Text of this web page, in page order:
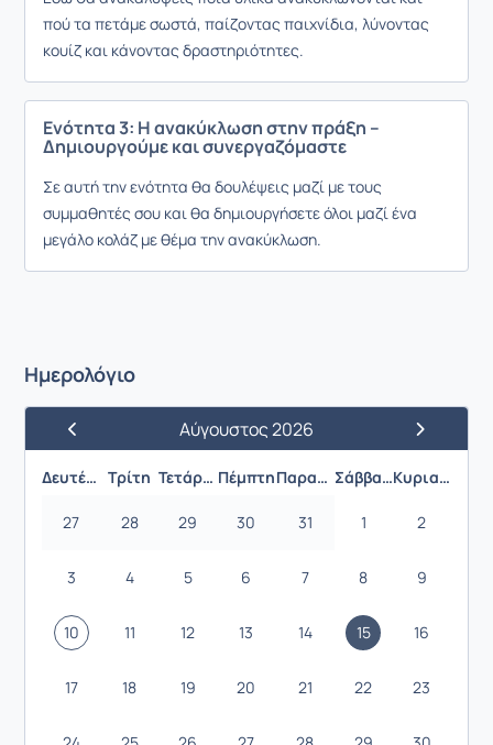
πού τα πετάμε σωστά, παίζοντας παιχνίδια, λύνοντας
κουίζ και κάνοντας δραστηριότητες.
Ενότητα 3: Η ανακύκλωση στην πράξη –
Δημιουργούμε και συνεργαζόμαστε
Σε αυτή την ενότητα θα δουλέψεις μαζί με τους
συμμαθητές σου και θα δημιουργήσετε όλοι μαζί ένα
μεγάλο κολάζ με θέμα την ανακύκλωση.
Ημερολόγιο
Προηγούμενος ΜήναςΑύγουστος 2026
Επόμενος
Δευτέρα Τρίτη Τετάρτη Πέμπτη Παρασκευή Σάββατο Κυριακή
27 28 29 30 31 1 2
3 4 5 6 7 8 9
10 11 12 13 14 15 16
17 18 19 20 21 22 23